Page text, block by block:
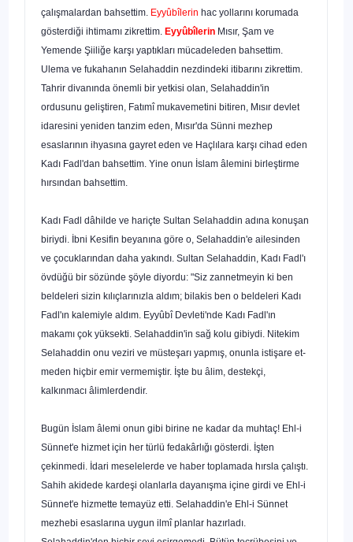
çalış­malardan bahsettim. Eyyûbîlerin hac yollarını korumada
gösterdiği ihtimamı zik­rettim. Eyyûbîlerin Mısır, Şam ve
Yemende Şiiliğe karşı yaptıkları mücadeleden bahsettim.
Ulema ve fukahanın Selahaddin nezdindeki itibarını zikrettim.
Tahrir divanında önemli bir yetkisi olan, Selahaddin'in
ordusunu geliştiren, Fatımî muka­vemetini bitiren, Mısır devlet
idaresini yeniden tanzim eden, Mısır'da Sünni mez­hep
esaslarının ihyasına gayret eden ve Haçlılara karşı cihad eden
Kadı Fadl'dan bahsettim. Yine onun İslam âlemini birleştirme
hırsından bahsettim.
Kadı Fadl dâhilde ve hariçte Sultan Selahaddin adına konuşan
biriydi. İbni Ke­sifin beyanına göre o, Selahaddin'e ailesinden
ve çocuklarından daha yakındı. Sul­tan Selahaddin, Kadı Fadl'ı
övdüğü bir sözünde şöyle diyordu: "Siz zannetmeyin ki ben
beldeleri sizin kılıçlarınızla aldım; bilakis ben o beldeleri Kadı
Fadl'ın kalemiy­le aldım. Eyyûbî Devleti'nde Kadı Fadl'ın
makamı çok yüksekti. Selahaddin'in sağ kolu gibiydi. Nitekim
Selahaddin onu veziri ve müsteşarı yapmış, onunla istişare et­
meden hiçbir emir vermemiştir. İşte bu âlim, destekçi,
kalkınmacı âlimlerdendir.
Bugün İslam âlemi onun gibi birine ne kadar da muhtaç! Ehl-i
Sünnet'e hizmet için her türlü fedakârlığı gösterdi. İşten
çekinmedi. İdari meselelerde ve haber toplama­da hırsla çalıştı.
Sahih akidede kardeşi olanlarla dayanışma içine girdi ve Ehl-i
Sünnet'e hizmette temayüz etti. Selahaddin'e Ehl-i Sünnet
mezhebi esaslarına uy­gun ilmî planlar hazırladı.